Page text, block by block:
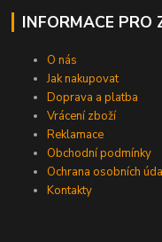
INFORMACE PRO
O nás
Jak nakupovat
Doprava a platba
Vrácení zboží
Reklamace
Obchodní podmínky
Ochrana osobních
Kontakty